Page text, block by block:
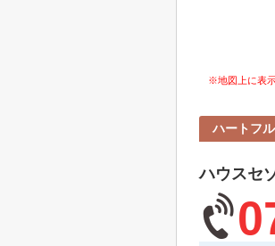
※地図上に表
ハートフ
ハウスセ